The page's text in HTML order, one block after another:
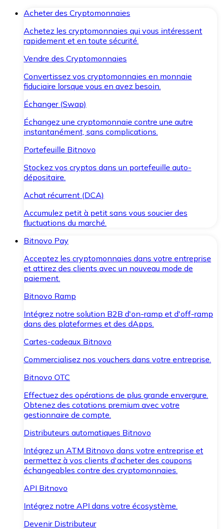
Acheter des Cryptomonnaies
Achetez les cryptomonnaies qui vous intéressent
rapidement et en toute sécurité.
Vendre des Cryptomonnaies
Convertissez vos cryptomonnaies en monnaie
fiduciaire lorsque vous en avez besoin.
Échanger (Swap)
Échangez une cryptomonnaie contre une autre
instantanément, sans complications.
Portefeuille Bitnovo
Stockez vos cryptos dans un portefeuille auto-
dépositaire.
Achat récurrent (DCA)
Accumulez petit à petit sans vous soucier des
fluctuations du marché.
Bitnovo Pay
Acceptez les cryptomonnaies dans votre entreprise
et attirez des clients avec un nouveau mode de
paiement.
Bitnovo Ramp
Intégrez notre solution B2B d'on-ramp et d'off-ramp
dans des plateformes et des dApps.
Cartes-cadeaux Bitnovo
Commercialisez nos vouchers dans votre entreprise.
Bitnovo OTC
Effectuez des opérations de plus grande envergure.
Obtenez des cotations premium avec votre
gestionnaire de compte.
Distributeurs automatiques Bitnovo
Intégrez un ATM Bitnovo dans votre entreprise et
permettez à vos clients d'acheter des coupons
échangeables contre des cryptomonnaies.
API Bitnovo
Intégrez notre API dans votre écosystème.
Devenir Distributeur